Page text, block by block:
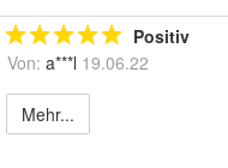
Positiv
Von: a***l 19.06.22
Mehr...